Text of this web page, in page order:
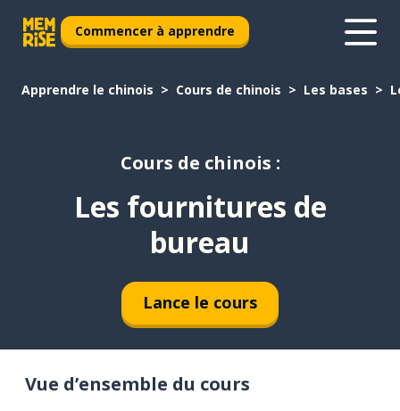
Commencer à apprendre
Apprendre le chinois Cours de chinois Les bases
Cours de chinois :
Les fournitures de
bureau
Lance le cours
Vue d’ensemble du cours